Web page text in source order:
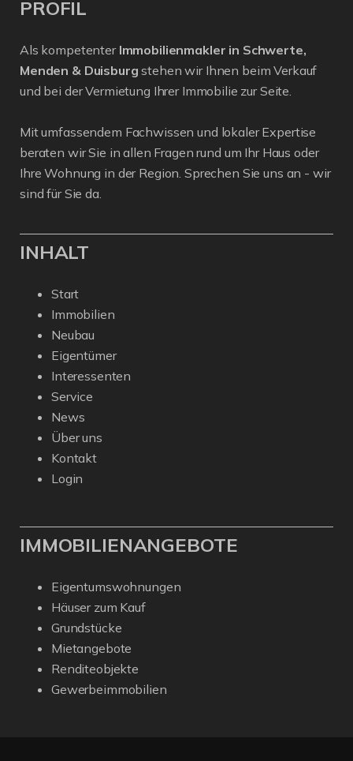
PROFIL
Als kompetenter Immobilienmakler in Schwerte,
Menden & Duisburg stehen wir Ihnen beim Verkauf
und bei der Vermietung Ihrer Immobilie zur Seite.
Mit umfassendem Fachwissen und lokaler Expertise
beraten wir Sie in allen Fragen rund um Ihr Haus oder
Ihre Wohnung in der Region. Sprechen Sie uns an - wir
sind für Sie da.
INHALT
Start
Immobilien
Neubau
Eigentümer
Interessenten
Service
News
Über uns
Kontakt
Login
IMMOBILIENANGEBOTE
Eigentumswohnungen
Häuser zum Kauf
Grundstücke
Mietangebote
Renditeobjekte
Gewerbeimmobilien